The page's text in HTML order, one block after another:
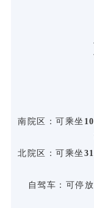
南院区：可乘坐
北院区：可乘坐
自驾车：可停